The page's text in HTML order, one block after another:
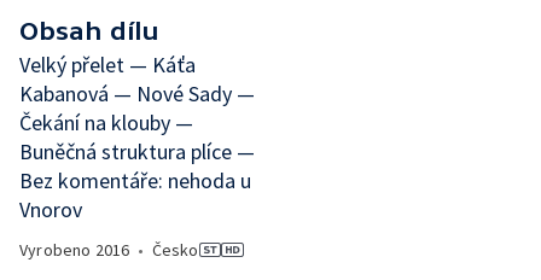
Obsah dílu
Velký přelet — Káťa
Kabanová — Nové Sady —
Čekání na klouby —
Buněčná struktura plíce —
Bez komentáře: nehoda u
Vnorov
Vyrobeno 2016 • Česko